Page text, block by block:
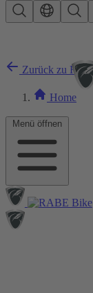
Zum Hauptinhalt
Menü öffnen
Zurück zu
Home